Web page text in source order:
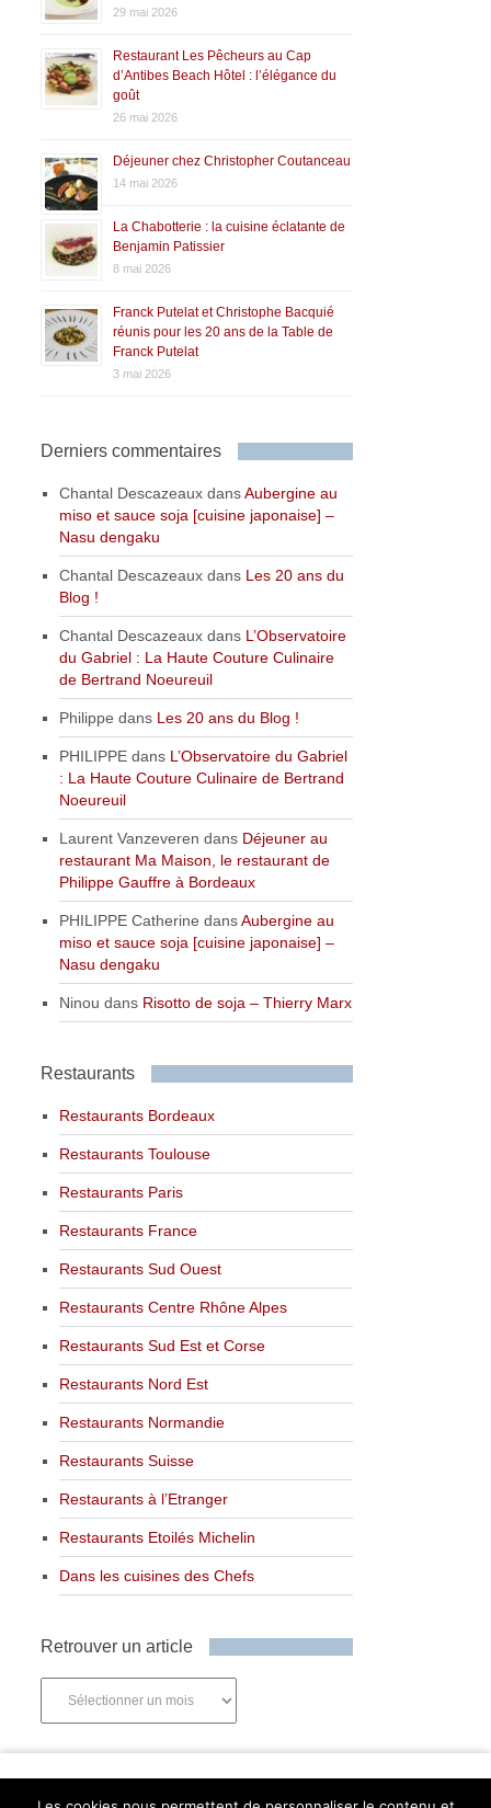
29 mai 2026
Restaurant Les Pêcheurs au Cap
d’Antibes Beach Hôtel : l’élégance du
goût
26 mai 2026
Déjeuner chez Christopher Coutanceau
14 mai 2026
La Chabotterie : la cuisine éclatante de
Benjamin Patissier
8 mai 2026
Franck Putelat et Christophe Bacquié
réunis pour les 20 ans de la Table de
Franck Putelat
3 mai 2026
Derniers commentaires
Chantal Descazeaux dansAubergine au
miso et sauce soja [cuisine japonaise] –
Nasu dengaku
Chantal Descazeaux dans Les 20 ans du
Blog !
Chantal Descazeaux dans L’Observatoire
du Gabriel : La Haute Couture Culinaire
de Bertrand Noeureuil
Philippe dans Les 20 ans du Blog !
PHILIPPE dans L’Observatoire du Gabriel
: La Haute Couture Culinaire de Bertrand
Noeureuil
Laurent Vanzeveren dans Déjeuner au
restaurant Ma Maison, le restaurant de
Philippe Gauffre à Bordeaux
PHILIPPE Catherine dansAubergine au
miso et sauce soja [cuisine japonaise] –
Nasu dengaku
Ninou dans Risotto de soja – Thierry Marx
Restaurants
Restaurants Bordeaux
Restaurants Toulouse
Restaurants Paris
Restaurants France
Restaurants Sud Ouest
Restaurants Centre Rhône Alpes
Restaurants Sud Est et Corse
Restaurants Nord Est
Restaurants Normandie
Restaurants Suisse
Restaurants à l’Etranger
Restaurants Etoilés Michelin
Dans les cuisines des Chefs
Retrouver un article